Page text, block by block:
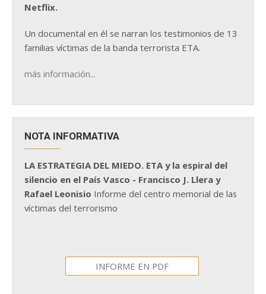
Netflix.
Un documental en él se narran los testimonios de 13
familias víctimas de la banda terrorista ETA.
más información...
NOTA INFORMATIVA
LA ESTRATEGIA DEL MIEDO. ETA y la espiral del
silencio en el País Vasco - Francisco J. Llera y
Rafael Leonisio Informe del centro memorial de las
víctimas del terrorismo
INFORME EN PDF